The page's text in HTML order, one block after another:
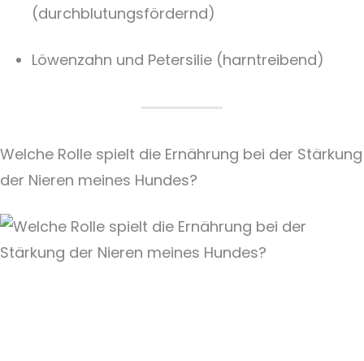
(durchblutungsfördernd)
Löwenzahn und Petersilie (harntreibend)
Welche Rolle spielt die Ernährung bei der Stärkung
der Nieren meines Hundes?